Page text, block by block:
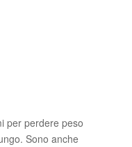
per perdere peso
Sono anche